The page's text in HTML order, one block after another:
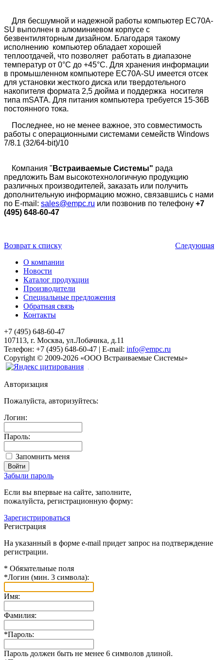
Для бесшумной и надежной работы компьютер EC70A-
SU выполнен в алюминиевом корпусе с
безвентиляторным дизайном. Благодаря такому
исполнению компьютер обладает хорошей
теплоотдачей, что позволяет работать в диапазоне
температур от 0°C до +45°C. Для хранения информации
в промышленном компьютере EC70A-SU имеется отсек
для установки жесткого диска или твердотельного
накопителя формата 2,5 дюйма и поддержка носителя
типа mSATA. Для питания компьютера требуется 15-36В
постоянного тока.
Последнее, но не менее важное, это совместимость
работы с операционными системами семейств Windows
7/8.1 (32/64-bit)/10
Компания " Встраиваемые Системы" рада
предложить Вам высокотехнологичную продукцию
различных производителей, заказать или получить
дополнительную информацию можно, связавшись с нами
по E-mail: sales@empc.ru или позвонив по телефону +7
(495) 648-60-47
Возврат к списку
Следующая
О компании
Новости
Каталог продукции
Производители
Специальные предложения
Обратная связь
Контакты
+7 (495) 648-60-47
107113, г. Москва, ул.Лобачика, д.11
Телефон: +7 (495) 648-60-47 | E-mail: info@empc.ru
Copyright © 2009-2026 «ООО Встраиваемые Системы»
Авторизация
Пожалуйста, авторизуйтесь:
Логин:
Пароль:
Запомнить меня
Забыли пароль
Если вы впервые на сайте, заполните,
пожалуйста, регистрационную форму:
Зарегистрироваться
Регистрация
На указанный в форме e-mail придет запрос на подтверждение
регистрации.
* Обязательные поля
*Логин (мин. 3 символа):
Имя:
Фамилия:
*Пароль:
Пароль должен быть не менее 6 символов длиной.